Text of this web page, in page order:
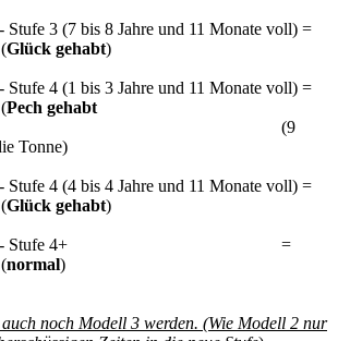
3 (7 bis 8 Jahre und 11 Monate voll) =
Glück gehabt)
4 (1 bis 3 Jahre und 11 Monate voll) =
Pech gehabt
Tonne)
4 (4 bis 4 Jahre und 11 Monate voll) =
Glück gehabt)
E9 - Stufe 4+ =
normal)
noch Modell 3 werden. (Wie Modell 2 nur